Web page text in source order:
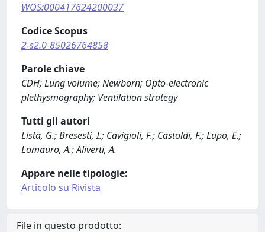
WOS:000417624200037
Codice Scopus
2-s2.0-85026764858
Parole chiave
CDH; Lung volume; Newborn; Opto-electronic
plethysmography; Ventilation strategy
Tutti gli autori
Lista, G.; Bresesti, I.; Cavigioli, F.; Castoldi, F.; Lupo, E.;
Lomauro, A.; Aliverti, A.
Appare nelle tipologie:
Articolo su Rivista
File in questo prodotto: